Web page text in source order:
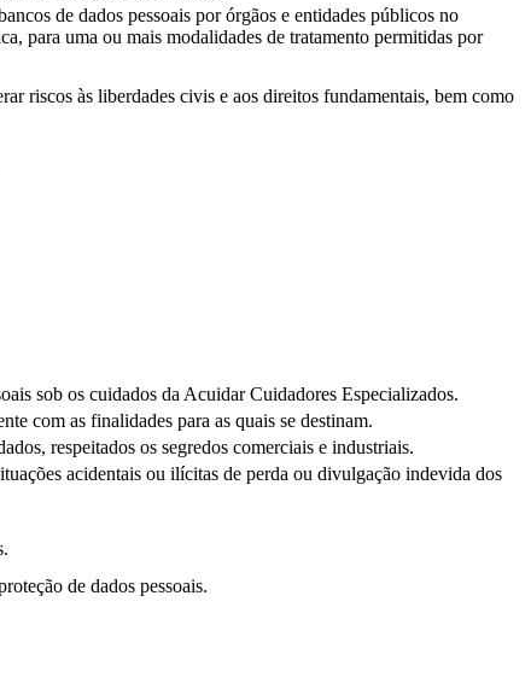
de dados pessoais por órgãos e entidades públicos no
para uma ou mais modalidades de tratamento permitidas por
riscos às liberdades civis e aos direitos fundamentais, bem como
sob os cuidados da Acuidar Cuidadores Especializados.
com as finalidades para as quais se destinam.
respeitados os segredos comerciais e industriais.
acidentais ou ilícitas de perda ou divulgação indevida dos
de dados pessoais.